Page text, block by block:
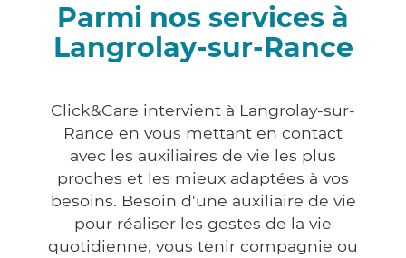
Parmi nos services à
Langrolay-sur-Rance
Click&Care intervient à Langrolay-sur-
Rance en vous mettant en contact
avec les auxiliaires de vie les plus
proches et les mieux adaptées à vos
besoins. Besoin d'une auxiliaire de vie
pour réaliser les gestes de la vie
quotidienne, vous tenir compagnie ou